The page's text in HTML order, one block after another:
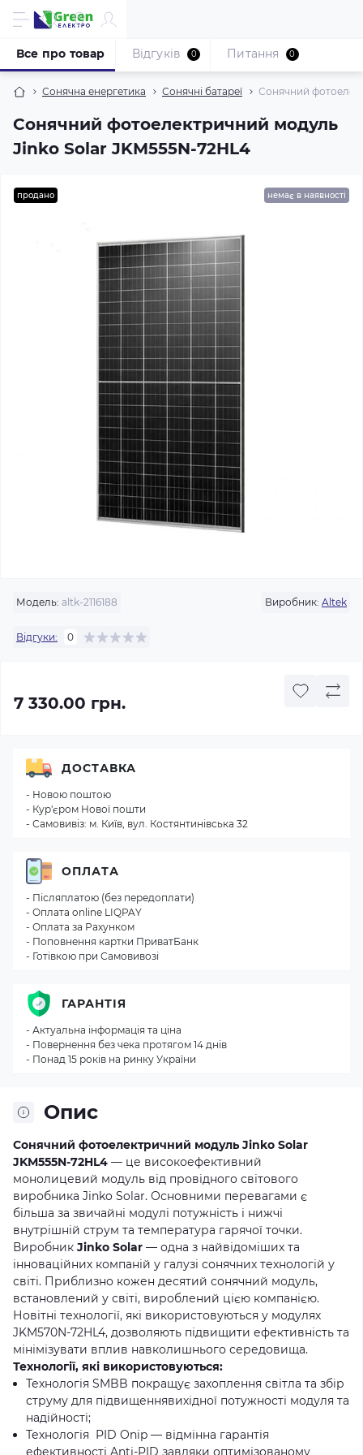
Сонячна енергетика Сонячні батареї Сонячний
Сонячний фотоелектричний модуль
Jinko Solar JKM555N-72HL4
Все про товар Відгуків 0 Питання 0
продано немає в наявності
Модель: altk-2116188 Виробник: Altek
Відгуки: 0
7 330.00 грн.
Опис
Сонячний фотоелектричний модуль Jinko Solar
JKM555N-72HL4 — це високоефективний
монолицевий модуль від провідного світового
виробника Jinko Solar. Основними перевагами є
більша за звичайні модулі потужність і нижчі
внутрішній струм та температура гарячої точки.
Виробник Jinko Solar — одна з найвідоміших та
інноваційних компаній у галузі сонячних технологій у
світі. Приблизно кожен десятий сонячний модуль,
встановлений у світі, вироблений цією компанією.
Новітні технології, які використовуються у модулях
JKM570N-72HL4, дозволяють підвищити ефективність та
мінімізувати вплив навколишнього середовища.
Технології, які використовуються:
Технологія SMBB покращує захоплення світла та збір
струму для підвищеннявихідної потужності модуля та
надійності;
Технологія PID Onip — відмінна гарантія
ефективності Anti-PID завдяки оптимізованому
ДОСТАВКА
- Новою поштою
- Кур'єром Нової пошти
- Самовивіз: м. Київ, вул. Костянтинівська 32
ОПЛАТА
- Післяплатою (без передоплати)
- Оплата online LIQPAY
- Оплата за Рахунком
- Поповнення картки ПриватБанк
- Готівкою при Самовивозі
ГАРАНТІЯ
- Актуальна інформація та ціна
- Повернення без чека протягом 14 днів
- Понад 15 років на ринку України